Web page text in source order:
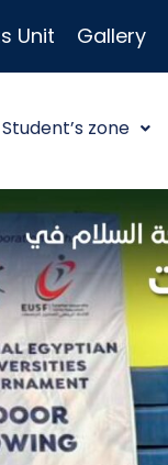
Unit Gallery
Student’s zone